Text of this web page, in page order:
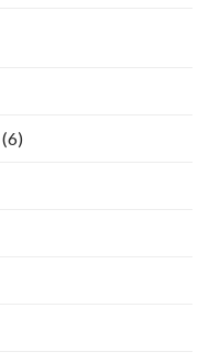
(6)